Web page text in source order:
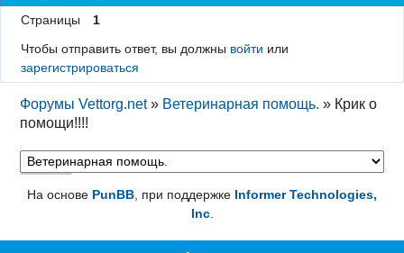
Страницы
1
Чтобы отправить ответ, вы должны войти или
зарегистрироваться
Форумы Vettorg.net » Ветеринарная помощь. » Крик о
помощи!!!!
На основе PunBB , при поддержке Informer Technologies,
Inc.